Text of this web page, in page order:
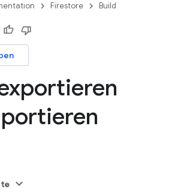
Firestore Build